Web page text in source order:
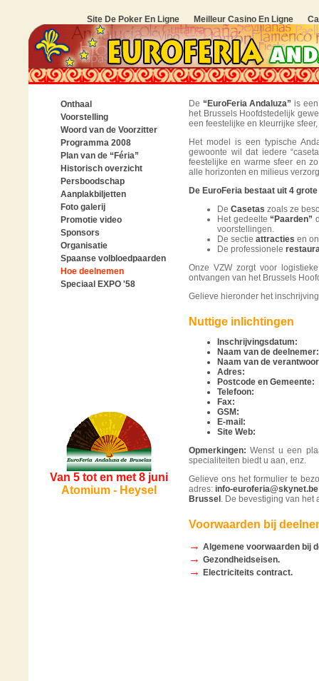
Site De Poker En Ligne Meilleur Casino En Ligne
Onthaal
Voorstelling
Woord van de Voorzitter
Programma 2008
Plan van de “Féria”
Historisch overzicht
Persboodschap
Aanplakbiljetten
Foto galerij
Promotie video
Sponsors
Organisatie
Spaanse volbloedpaarden
Hoe deelnemen
Speciaal EXPO '58
Van 5 tot en met 8 juni
Atomium - Heysel
De “EuroFeria Andaluza” is
het Brussels Hoofdstedelijk
een feestelijke en kleurrijke
Het model is een typische
gewoonte wil dat iedere
feestelijke en warme sfeer en
alle horizonten en milieus
De EuroFeria bestaat uit 4
De Casetas zoals ze
Het gedeelte “Paarden”
voorstellingen.
De sectie attracties en
De professionele
Onze VZW zorgt voor
ontvangen van het Brussels
Gelieve hieronder het
Nuttige inlichtingen
Inschrijvingsdatum:
Naam van de deelnemer:
Naam van de
Adres:
Postcode en Gemeente:
Telefoon:
Fax:
GSM:
E-mail:
Site Web:
Opmerkingen: Wenst u een
specialiteiten biedt u aan, enz.
Gelieve ons het formulier te
adres: info-euroferia@skynet.be
Brussel . De bevestiging van het
Voorwaarden bij
→ Algemene voorwaarden bij
→ Gezondheidseisen.
→ Electriciteits contract.